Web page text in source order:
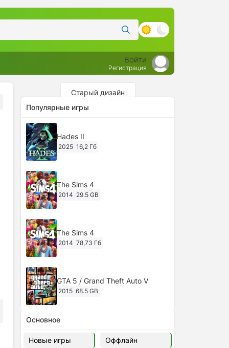
Войти
Регистрация
Старый дизайн
Популярные игры
Hades II
2025 16,2 Гб
The Sims 4
2014 29.5 GB
The Sims 4
2014 78,73 Гб
GTA 5 / Grand Theft Auto V
2015 68.5 GB
Ghost of Tsushima: Director's Cut
v.1053.8.1023.1614 [RePack
Decepticon] (2024)
2024
Основное
Новые игры Оффлайн